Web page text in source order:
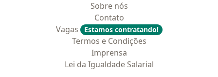
Sobre nós
Contato
Vagas
Estamos contratando!
Termos e Condições
Imprensa
Lei da Igualdade Salarial